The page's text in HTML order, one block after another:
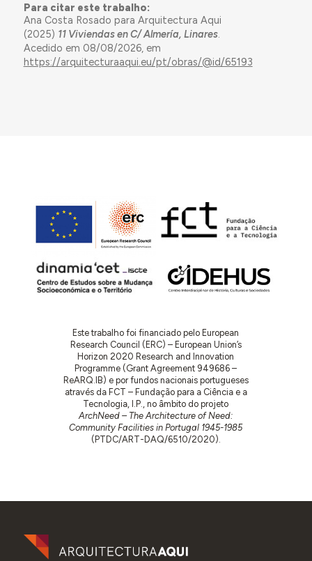
Para citar este trabalho:
Ana Costa Rosado para Arquitectura Aqui
(2025) 11 Viviendas en C/ Almería, Linares.
Acedido em 08/08/2026, em
https://arquitecturaaqui.eu/pt/obras/@id/65193
Este trabalho foi financiado pelo European
Research Council (ERC) – European Union’s
Horizon 2020 Research and Innovation
Programme (Grant Agreement 949686 –
ReARQ.IB) e por fundos nacionais portugueses
através da FCT – Fundação para a Ciência e a
Tecnologia, I.P., no âmbito do projeto
ArchNeed – The Architecture of Need:
Community Facilities in Portugal 1945-1985
(PTDC/ART-DAQ/6510/2020).